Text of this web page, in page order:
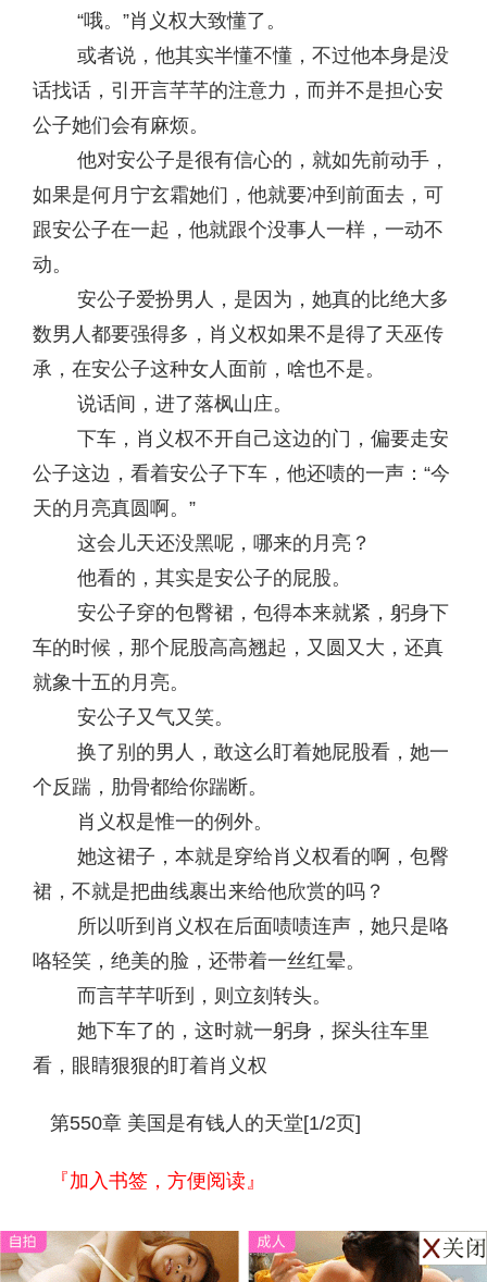
“哦。”肖义权大致懂了。
或者说，他其实半懂不懂，不过他本身是没
话找话，引开言芊芊的注意力，而并不是担心安
公子她们会有麻烦。
他对安公子是很有信心的，就如先前动手，
如果是何月宁玄霜她们，他就要冲到前面去，可
跟安公子在一起，他就跟个没事人一样，一动不
动。
安公子爱扮男人，是因为，她真的比绝大多
数男人都要强得多，肖义权如果不是得了天巫传
承，在安公子这种女人面前，啥也不是。
说话间，进了落枫山庄。
下车，肖义权不开自己这边的门，偏要走安
公子这边，看着安公子下车，他还啧的一声：“今
天的月亮真圆啊。”
这会儿天还没黑呢，哪来的月亮？
他看的，其实是安公子的屁股。
安公子穿的包臀裙，包得本来就紧，躬身下
车的时候，那个屁股高高翘起，又圆又大，还真
就象十五的月亮。
安公子又气又笑。
换了别的男人，敢这么盯着她屁股看，她一
个反踹，肋骨都给你踹断。
肖义权是惟一的例外。
她这裙子，本就是穿给肖义权看的啊，包臀
裙，不就是把曲线裹出来给他欣赏的吗？
所以听到肖义权在后面啧啧连声，她只是咯
咯轻笑，绝美的脸，还带着一丝红晕。
而言芊芊听到，则立刻转头。
她下车了的，这时就一躬身，探头往车里
看，眼睛狠狠的盯着肖义权
第550章 美国是有钱人的天堂[1/2页]
『加入书签，方便阅读』